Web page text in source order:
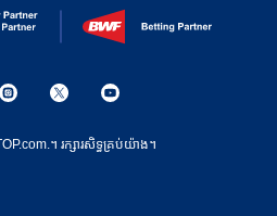
។ រក្សា​រ​សិទ្ធ​គ្រប់យ៉ាង។